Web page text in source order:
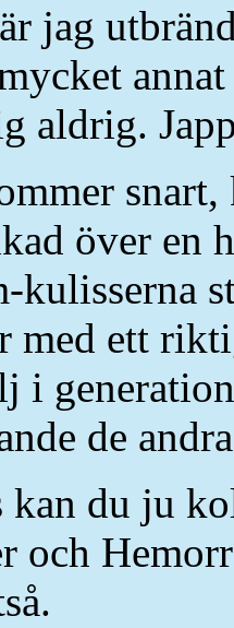
jag
aldrig.
över en
kulisserna
med ett
i
de
kan du ju
och